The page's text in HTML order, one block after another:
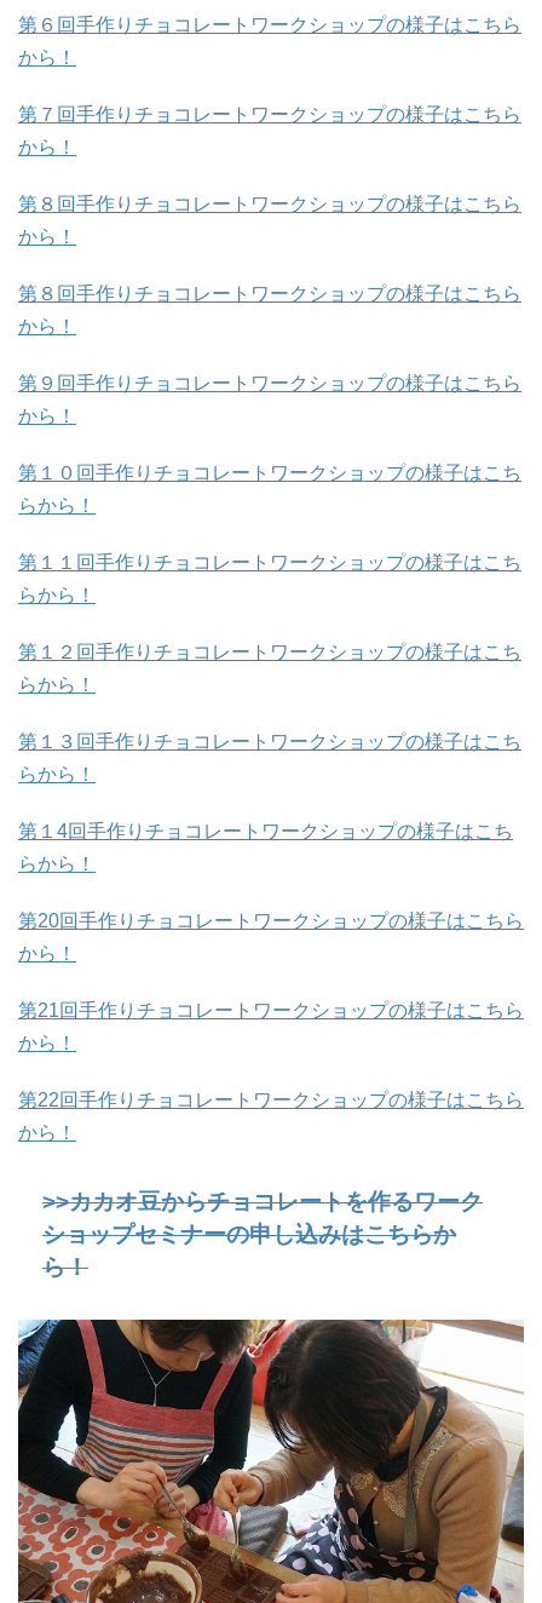
第６回手作りチョコレートワークショップの様子はこちら
から！
第７回手作りチョコレートワークショップの様子はこちら
から！
第８回手作りチョコレートワークショップの様子はこちら
から！
第８回手作りチョコレートワークショップの様子はこちら
から！
第９回手作りチョコレートワークショップの様子はこちら
から！
第１０回手作りチョコレートワークショップの様子はこち
らから！
第１１回手作りチョコレートワークショップの様子はこち
らから！
第１２回手作りチョコレートワークショップの様子はこち
らから！
第１３回手作りチョコレートワークショップの様子はこち
らから！
第１4回手作りチョコレートワークショップの様子はこち
らから！
第20回手作りチョコレートワークショップの様子はこちら
から！
第21回手作りチョコレートワークショップの様子はこちら
から！
第22回手作りチョコレートワークショップの様子はこちら
から！
>>カカオ豆からチョコレートを作るワーク
ショップセミナーの申し込みはこちらか
ら！